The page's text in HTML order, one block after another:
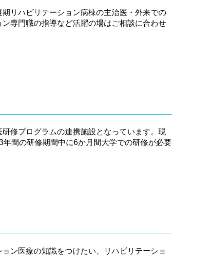
リハビリテーション病棟の主治医・外来での
専門職の指導など活躍の場はご相談に合わせ
修プログラムの連携施設となっています。現
間の研修期間中に6か月間大学での研修が必要
ン医療の知識をつけたい、リハビリテーショ